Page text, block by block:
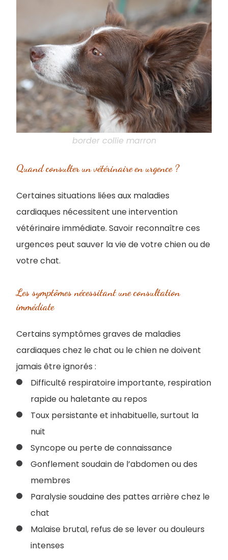
border collie marron
Quand consulter un vétérinaire en urgence ?
Certaines situations liées aux maladies
cardiaques nécessitent une intervention
vétérinaire immédiate. Savoir reconnaître ces
urgences peut sauver la vie de votre chien ou de
votre chat.
Les symptômes nécessitant une consultation
immédiate
Certains symptômes graves de maladies
cardiaques chez le chat ou le chien ne doivent
jamais être ignorés :
Difficulté respiratoire importante, respiration
rapide ou haletante au repos
Toux persistante et inhabituelle, surtout la
nuit
Syncope ou perte de connaissance
Gonflement soudain de l’abdomen ou des
membres
Paralysie soudaine des pattes arrière chez le
chat
Malaise brutal, refus de se lever ou douleurs
intenses